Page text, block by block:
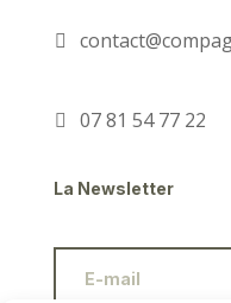
07 81 54 77 22
La Newsletter